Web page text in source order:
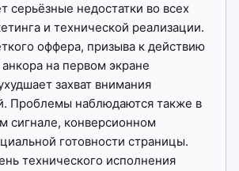
серьёзные недостатки во всех
и технической реализации.
оффера, призыва к действию
анкора на первом экране
захват внимания
Проблемы наблюдаются также в
сигнале, конверсионном
готовности страницы.
технического исполнения